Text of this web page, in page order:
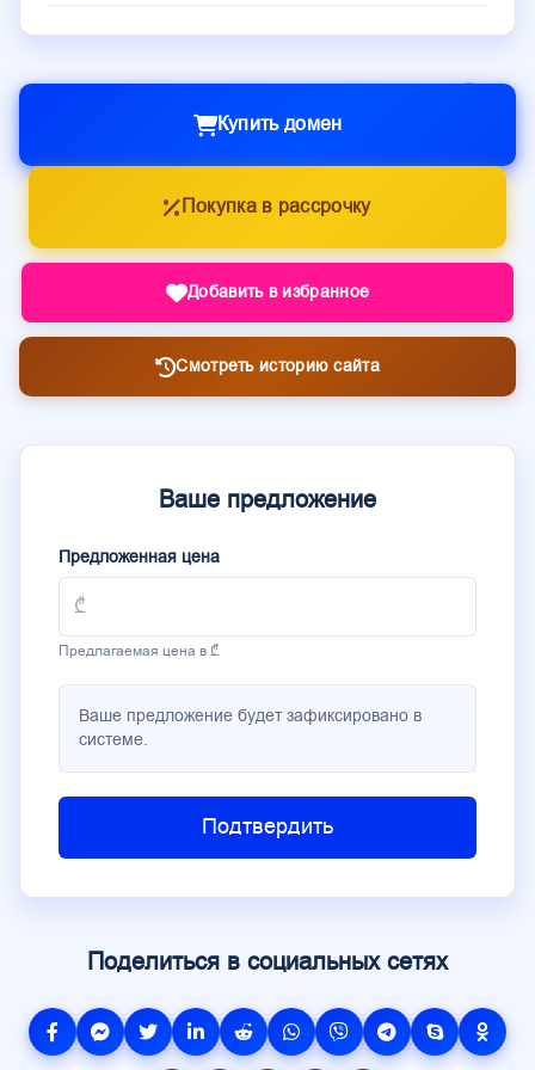
Купить домен
Покупка в рассрочку
Добавить в избранное
Смотреть историю сайта
Ваше предложение
Предложенная цена
Предлагаемая цена в ₾
Ваше предложение будет зафиксировано в
системе.
Подтвердить
Поделиться в социальных сетях